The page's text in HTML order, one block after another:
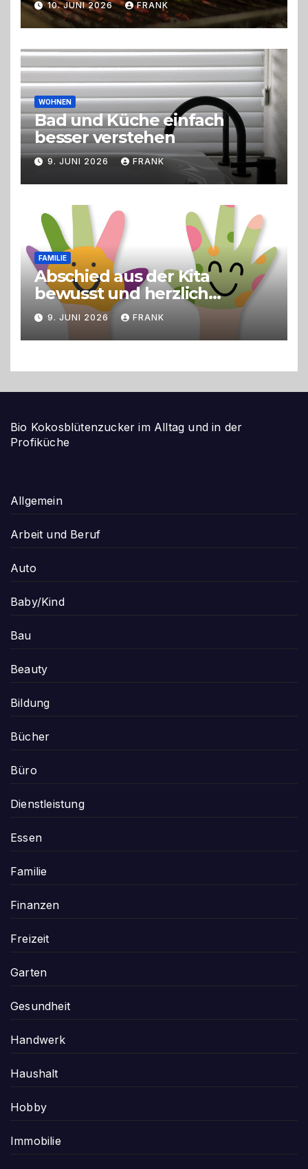
Trend zu Outdoor-Events,
Erlebnisgastronomie und
Live-Cooking
10. JUNI 2026 FRANK
WOHNEN
Bad und Küche einfach
besser verstehen
9. JUNI 2026 FRANK
FAMILIE
Abschied aus der Kita
bewusst und herzlich
gestalten
9. JUNI 2026 FRANK
Bio Kokosblütenzucker im Alltag und in der
Profiküche
Allgemein
Arbeit und Beruf
Auto
Baby/Kind
Bau
Beauty
Bildung
Bücher
Büro
Dienstleistung
Essen
Familie
Finanzen
Freizeit
Garten
Gesundheit
Handwerk
Haushalt
Hobby
Immobilie